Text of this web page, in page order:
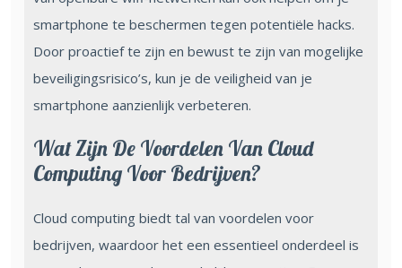
smartphone te beschermen tegen potentiële hacks.
Door proactief te zijn en bewust te zijn van mogelijke
beveiligingsrisico’s, kun je de veiligheid van je
smartphone aanzienlijk verbeteren.
Wat Zijn De Voordelen Van Cloud
Computing Voor Bedrijven?
Cloud computing biedt tal van voordelen voor
bedrijven, waardoor het een essentieel onderdeel is